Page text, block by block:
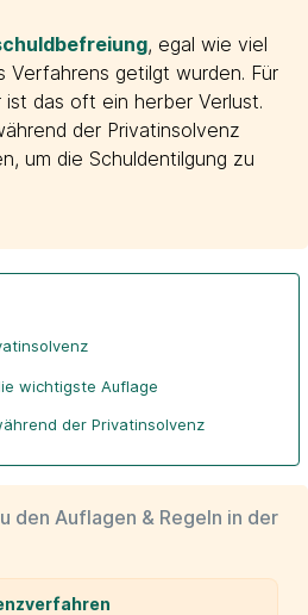
, egal wie viel
Verfahrens getilgt wurden. Für
ist das oft ein herber Verlust.
der Privatinsolvenz
um die Schuldentilgung zu
wichtigste Auflage
der Privatinsolvenz
den Auflagen & Regeln in der